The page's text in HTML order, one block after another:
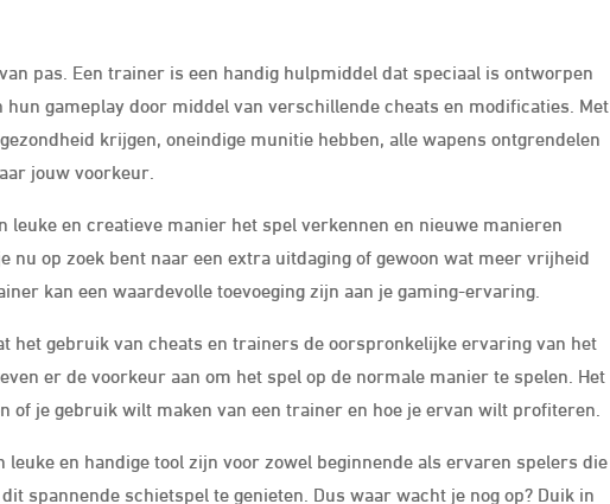
pas. Een trainer is een handig hulpmiddel dat speciaal is ontworpen
gameplay door middel van verschillende cheats en modificaties. Met
krijgen, oneindige munitie hebben, alle wapens ontgrendelen
jouw voorkeur.
leuke en creatieve manier het spel verkennen en nieuwe manieren
nu op zoek bent naar een extra uitdaging of gewoon wat meer vrijheid
kan een waardevolle toevoeging zijn aan je gaming-ervaring.
het gebruik van cheats en trainers de oorspronkelijke ervaring van het
er de voorkeur aan om het spel op de normale manier te spelen. Het
of je gebruik wilt maken van een trainer en hoe je ervan wilt profiteren.
en handige tool zijn voor zowel beginnende als ervaren spelers die
spannende schietspel te genieten. Dus waar wacht je nog op? Duik in